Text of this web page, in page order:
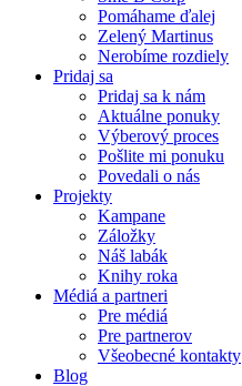
Pomáhame ďalej
Zelený Martinus
Nerobíme rozdiely
Pridaj sa
Pridaj sa k nám
Aktuálne ponuky
Výberový proces
Pošlite mi ponuku
Povedali o nás
Projekty
Kampane
Záložky
Náš labák
Knihy roka
Médiá a partneri
Pre médiá
Pre partnerov
Všeobecné kontakty
Blog